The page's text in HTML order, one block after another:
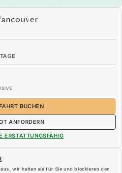
BUCHEN
ANFORDERN
ERSTATTUNGSFÄHIG
aus, wir halten sie für Sie und blockieren den